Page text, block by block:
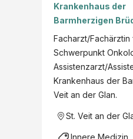
Assistenzarzt/
rztin
Krankenhaus der
Barmherzigen
Veit/Glan
Facharzt/
Schwerpunkt
Assistenzarzt/
Krankenhaus der
Veit an der Glan.
St. Veit an der